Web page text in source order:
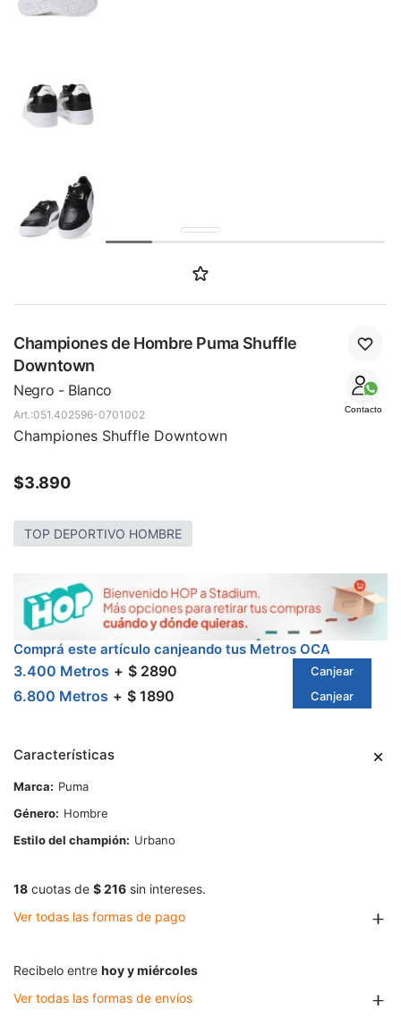
Championes de Hombre Puma Shuffle
Downtown
Negro - Blanco
Contacto
051.402596-0701002
Championes Shuffle Downtown
$3.890
TOP DEPORTIVO HOMBRE
Comprá este artículo canjeando tus Metros OCA
3.400 Metros $ 2890 Canjear
6.800 Metros $ 1890 Canjear
Características
Marca
Puma
Género
Hombre
Estilo del champión
Urbano
18 cuotas de $ 216 sin intereses.
Ver todas las formas de pago
Recibelo entre hoy y miércoles
Ver todas las formas de envíos